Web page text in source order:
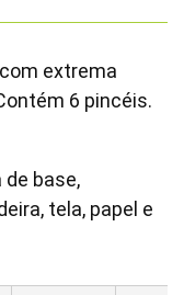
extrema
6 pincéis.
de base,
tela, papel e